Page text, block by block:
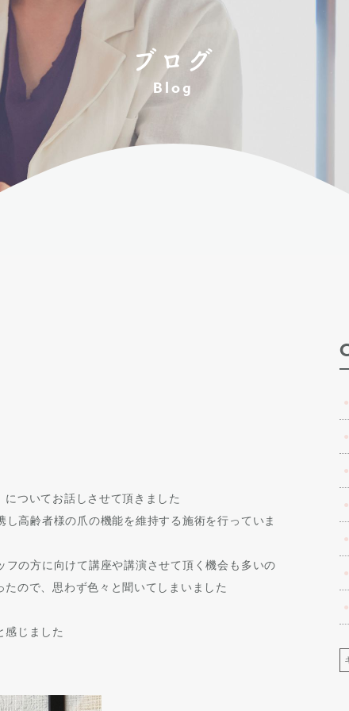
ブログ
Blog
についてお話しさせて頂きました
高齢者様の爪の機能を維持する施術を行っていま
の方に向けて講座や講演させて頂く機会も多いの
ので、思わず色々と聞いてしまいました
感じました